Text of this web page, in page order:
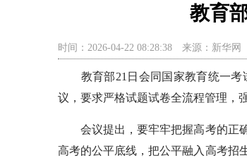
教育
时间：2026-04-22 08:28:38 来源：新华网
教育部21日会同国家教育统一考
议，要求严格试题试卷全流程管理，
会议提出，要牢牢把握高考的正确
高考的公平底线，把公平融入高考招